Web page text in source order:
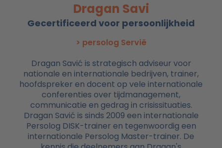
Dragan Savi
Gecertificeerd voor persoonlijkheid
> persolog Servië
Dragan Savić is strategisch adviseur voor
nationale en internationale bedrijven, trainer,
hoofdspreker en docent op vele internationale
conferenties over tijdmanagement,
communicatie en gedrag in crisissituaties.
Dragan Savić is sinds 2009 een internationale
Persolog DISK-trainer en tegenwoordig een
internationale Persolog Master-trainer. De